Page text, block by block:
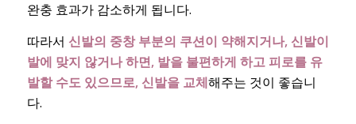
완충 효과가 감소하게 됩니다.
따라서 신발의 중창 부분의 쿠션이 약해지거나, 신발이
발에 맞지 않거나 하면, 발을 불편하게 하고 피로를 유
발할 수도 있으므로, 신발을 교체해주는 것이 좋습니
다.